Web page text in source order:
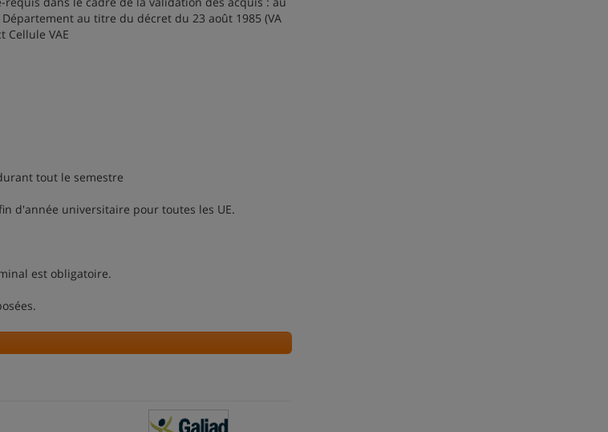
au titre du décret du 23 août 1985 (VA
Cellule VAE
tout le semestre
d'année universitaire pour toutes les UE.
est obligatoire.